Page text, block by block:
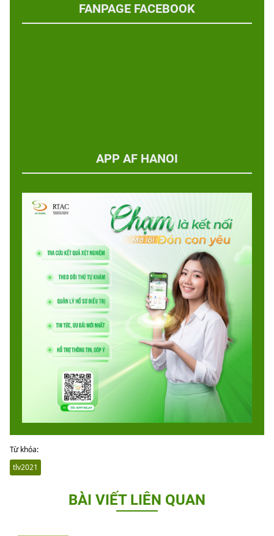
FANPAGE FACEBOOK
APP AF HANOI
Từ khóa:
tlv2021
BÀI VIẾT LIÊN QUAN